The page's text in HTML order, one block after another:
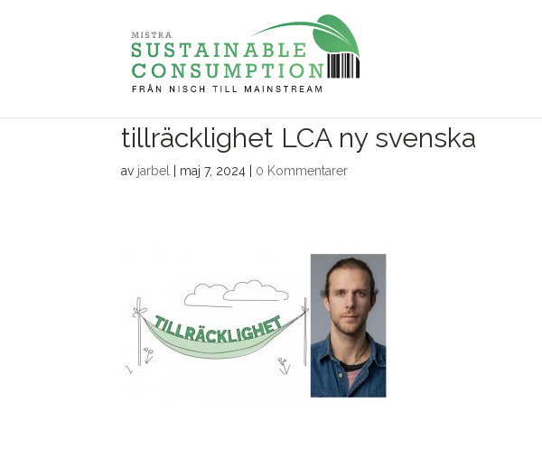
tillräcklighet LCA ny svenska
av jarbel maj 7, 2024 0 Kommentarer